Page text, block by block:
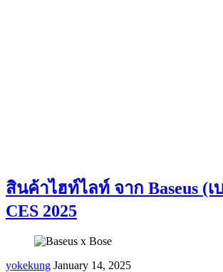
สินค้าไฮท์ไลท์ จาก Baseus (
CES 2025
yokekung January 14, 2025